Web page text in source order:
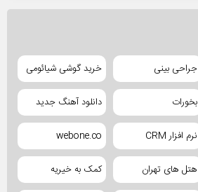
جراحی بینی خرید گوشی شیائومی
بخورات دانلود آهنگ جدید
نرم افزار CRM webone.co
هتل های تهران کمک به خیریه